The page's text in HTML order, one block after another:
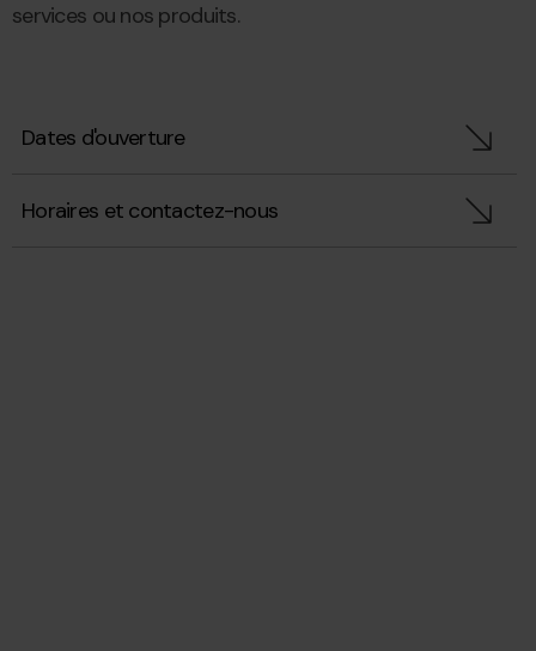
services ou nos produits.
Dates d'ouverture
Horaires et contactez-nous